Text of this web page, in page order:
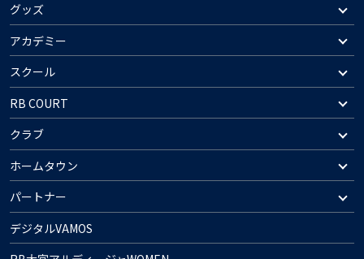
グッズ
アカデミー
スクール
RB COURT
クラブ
ホームタウン
パートナー
デジタルVAMOS